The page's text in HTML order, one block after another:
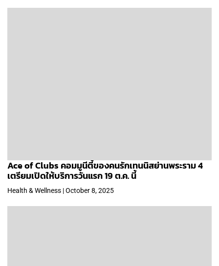
Ace of Clubs คอมมูนีตี้ของคนรักเทนนิสย่านพระราม 4
เตรียมเปิดให้บริการวันแรก 19 ต.ค. นี้
Health & Wellness | October 8, 2025